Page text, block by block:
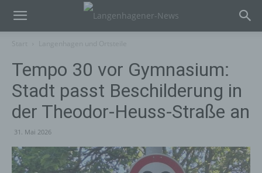
Tempo 30 vor Gymnasium:
Stadt passt Beschilderung in
der Theodor-Heuss-Straße an
31. Mai 2026